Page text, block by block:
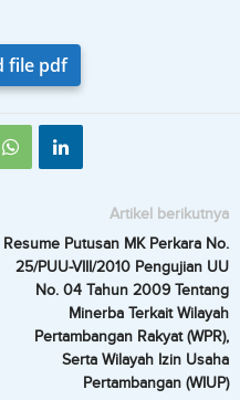
file pdf
Artikel berikutnya
Resume Putusan MK Perkara No.
25/PUU-VIII/2010 Pengujian UU
No. 04 Tahun 2009 Tentang
Minerba Terkait Wilayah
Pertambangan Rakyat (WPR),
Serta Wilayah Izin Usaha
Pertambangan (WIUP)